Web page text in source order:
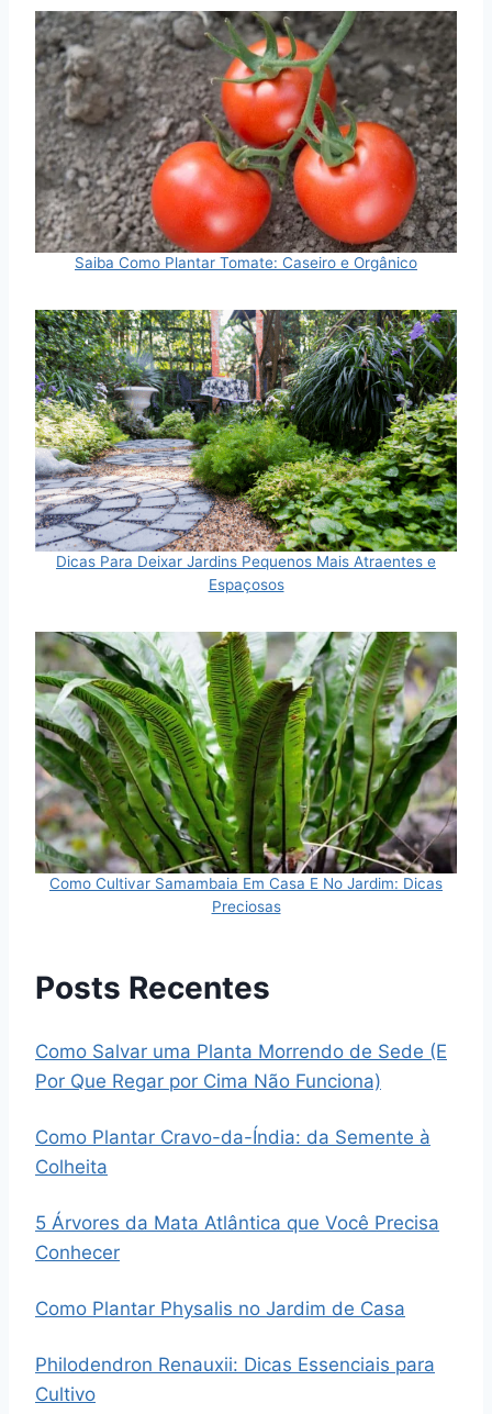
Saiba Como Plantar Tomate: Caseiro e Orgânico
Dicas Para Deixar Jardins Pequenos Mais Atraentes e
Espaçosos
Como Cultivar Samambaia Em Casa E No Jardim: Dicas
Preciosas
Posts Recentes
Como Salvar uma Planta Morrendo de Sede (E
Por Que Regar por Cima Não Funciona)
Como Plantar Cravo-da-Índia: da Semente à
Colheita
5 Árvores da Mata Atlântica que Você Precisa
Conhecer
Como Plantar Physalis no Jardim de Casa
Philodendron Renauxii: Dicas Essenciais para
Cultivo